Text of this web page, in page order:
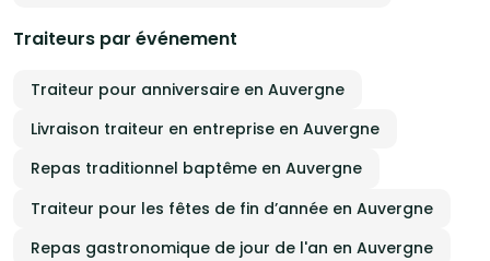
Traiteurs par événement
Traiteur pour anniversaire en Auvergne
Livraison traiteur en entreprise en Auvergne
Repas traditionnel baptême en Auvergne
Traiteur pour les fêtes de fin d’année en Auvergne
Repas gastronomique de jour de l'an en Auvergne